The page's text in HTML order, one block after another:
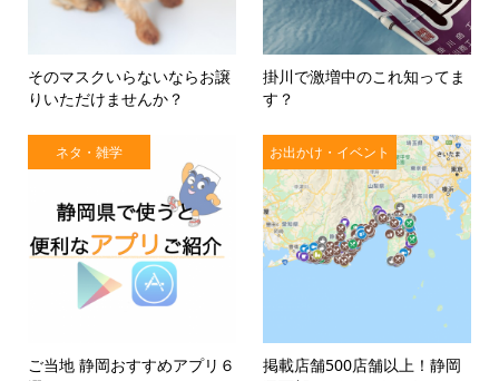
そのマスクいらないならお譲
りいただけませんか？
掛川で激増中のこれ知ってま
す？
ネタ・雑学
ご当地 静岡おすすめアプリ６
お出かけ・イベント
掲載店舗500店舗以上！静岡